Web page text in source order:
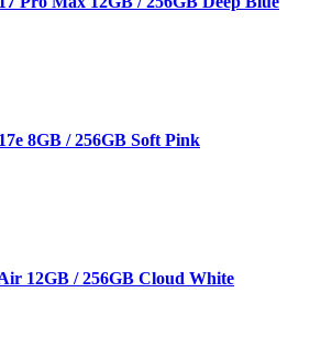
8GB / 256GB Soft Pink
12GB / 256GB Cloud White